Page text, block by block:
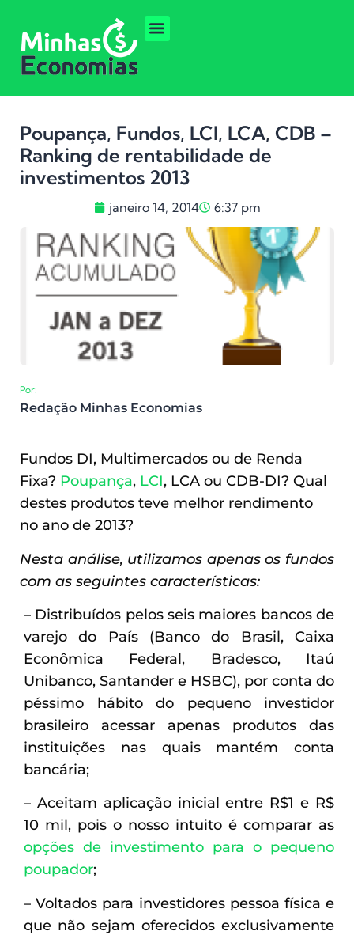
Poupança, Fundos, LCI, LCA, CDB –
Ranking de rentabilidade de
investimentos 2013
janeiro 14, 2014 6:37 pm
Por:
Redação Minhas Economias
Fundos DI, Multimercados ou de Renda
Fixa? Poupança, LCI, LCA ou CDB-DI? Qual
destes produtos teve melhor rendimento
no ano de 2013?
Nesta análise, utilizamos apenas os fundos
com as seguintes características:
– Distribuídos pelos seis maiores bancos de
varejo do País (Banco do Brasil, Caixa
Econômica Federal, Bradesco, Itaú
Unibanco, Santander e HSBC), por conta do
péssimo hábito do pequeno investidor
brasileiro acessar apenas produtos das
instituições nas quais mantém conta
bancária;
– Aceitam aplicação inicial entre R$1 e R$
10 mil, pois o nosso intuito é comparar as
opções de investimento para o pequeno
poupador;
– Voltados para investidores pessoa física e
que não sejam oferecidos exclusivamente